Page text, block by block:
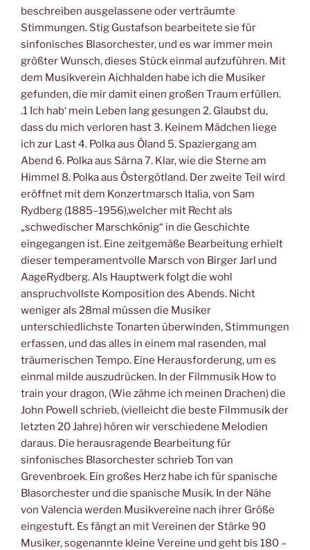
beschreiben ausgelassene oder verträumte
Stimmungen. Stig Gustafson bearbeitete sie für
sinfonisches Blasorchester, und es war immer mein
größter Wunsch, dieses Stück einmal aufzuführen. Mit
dem Musikverein Aichhalden habe ich die Musiker
gefunden, die mir damit einen großen Traum erfüllen.
.1 Ich hab‘ mein Leben lang gesungen 2. Glaubst du,
dass du mich verloren hast 3. Keinem Mädchen liege
ich zur Last 4. Polka aus Öland 5. Spaziergang am
Abend 6. Polka aus Särna 7. Klar, wie die Sterne am
Himmel 8. Polka aus Östergötland. Der zweite Teil wird
eröffnet mit dem Konzertmarsch Italia, von Sam
Rydberg (1885–1956),welcher mit Recht als
„schwedischer Marschkönig“ in die Geschichte
eingegangen ist. Eine zeitgemäße Bearbeitung erhielt
dieser temperamentvolle Marsch von Birger Jarl und
AageRydberg. Als Hauptwerk folgt die wohl
anspruchvollste Komposition des Abends. Nicht
weniger als 28mal müssen die Musiker
unterschiedlichste Tonarten überwinden, Stimmungen
erfassen, und das alles in einem mal rasenden, mal
träumerischen Tempo. Eine Herausforderung, um es
einmal milde auszudrücken. In der Filmmusik How to
train your dragon, (Wie zähme ich meinen Drachen) die
John Powell schrieb, (vielleicht die beste Filmmusik der
letzten 20 Jahre) hören wir verschiedene Melodien
daraus. Die herausragende Bearbeitung für
sinfonisches Blasorchester schrieb Ton van
Grevenbroek. Ein großes Herz habe ich für spanische
Blasorchester und die spanische Musik. In der Nähe
von Valencia werden Musikvereine nach ihrer Größe
eingestuft. Es fängt an mit Vereinen der Stärke 90
Musiker, sogenannte kleine Vereine und geht bis 180 –